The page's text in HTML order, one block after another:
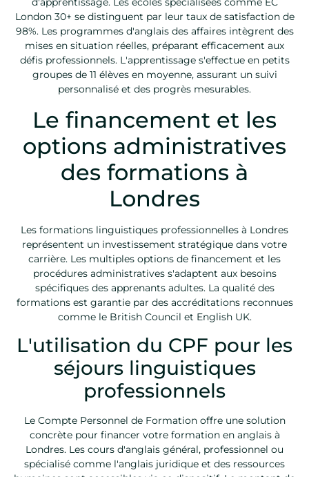
London 30+ se distinguent par leur taux de satisfaction de
98%. Les programmes d'anglais des affaires intègrent des
mises en situation réelles, préparant efficacement aux
défis professionnels. L'apprentissage s'effectue en petits
groupes de 11 élèves en moyenne, assurant un suivi
personnalisé et des progrès mesurables.
Le financement et les
options administratives
des formations à
Londres
Les formations linguistiques professionnelles à Londres
représentent un investissement stratégique dans votre
carrière. Les multiples options de financement et les
procédures administratives s'adaptent aux besoins
spécifiques des apprenants adultes. La qualité des
formations est garantie par des accréditations reconnues
comme le British Council et English UK.
L'utilisation du CPF pour les
séjours linguistiques
professionnels
Le Compte Personnel de Formation offre une solution
concrète pour financer votre formation en anglais à
Londres. Les cours d'anglais général, professionnel ou
spécialisé comme l'anglais juridique et des ressources